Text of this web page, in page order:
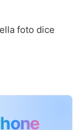
foto dice